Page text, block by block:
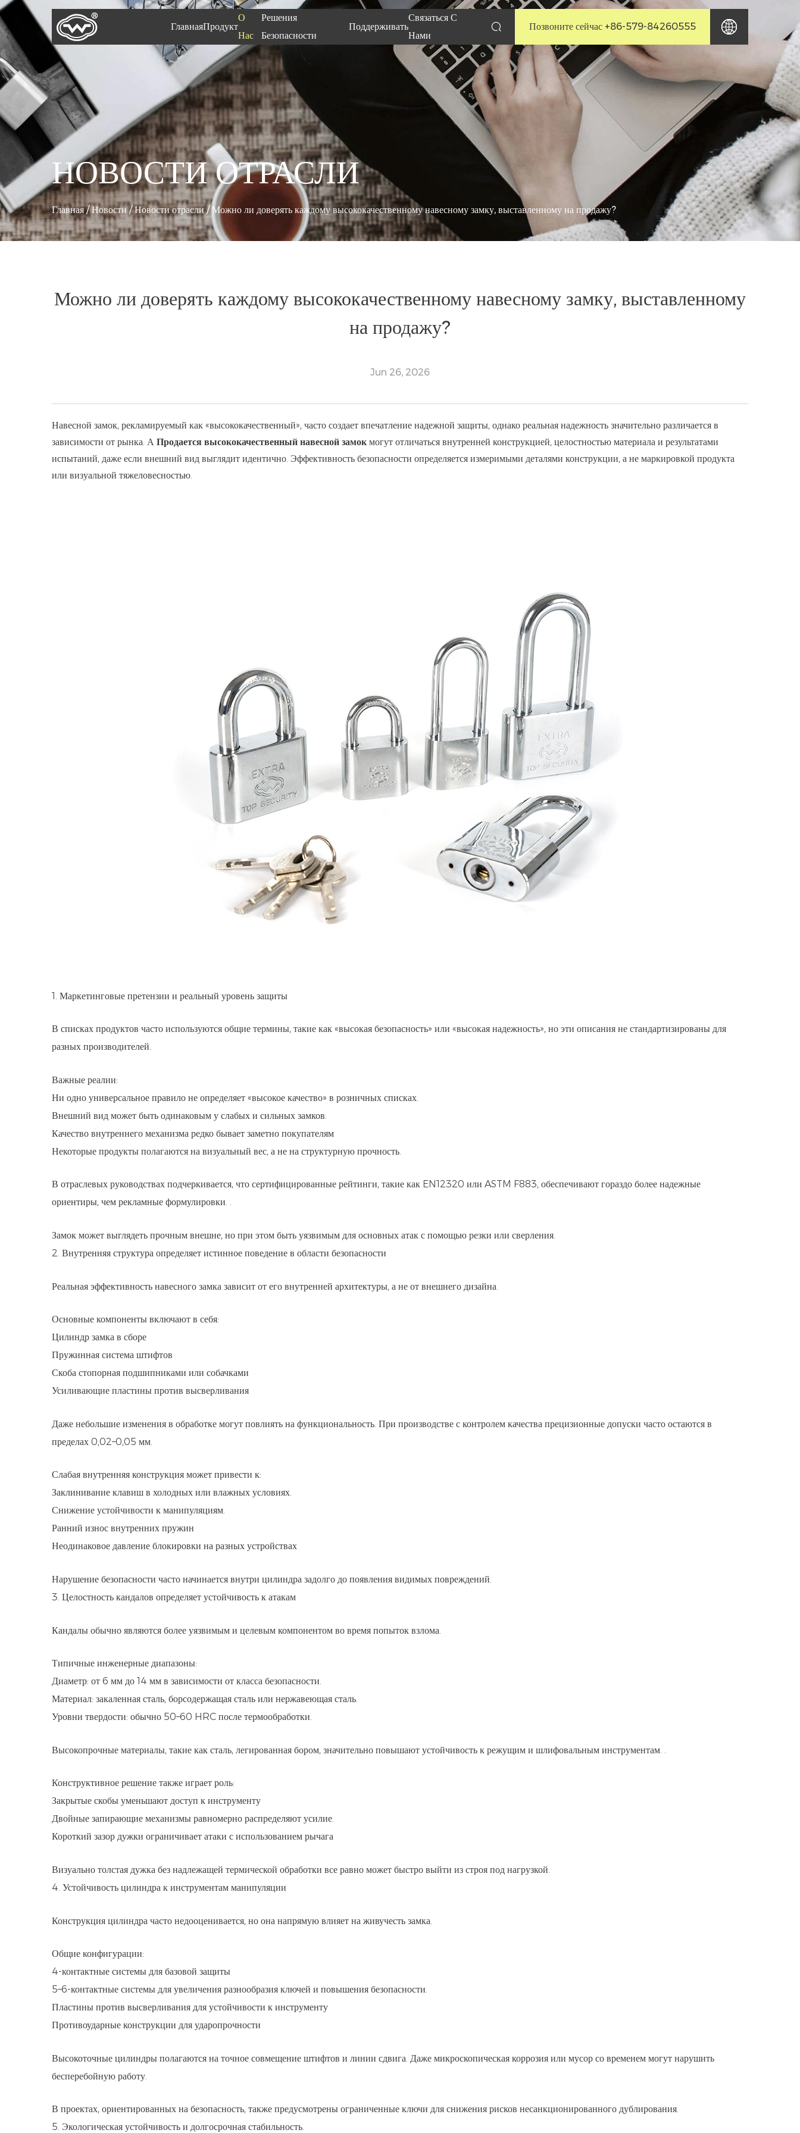
ГлавнаяПродукт
О
Нас
Решения
Безопасности
Поддерживать
Связаться С
Нами
Позвоните сейчас +86-579-84260555
НОВОСТИ ОТРАСЛИ
Главная/Новости/Новости отрасли/Можно ли доверять каждому высококачественному навесному замку, выставленному на продажу?
Можно ли доверять каждому высококачественному навесному замку, выставленному
на продажу?
Jun 26, 2026
Навесной замок, рекламируемый как «высококачественный», часто создает впечатление надежной защиты, однако реальная надежность значительно различается в
зависимости от рынка. А Продается высококачественный навесной замок могут отличаться внутренней конструкцией, целостностью материала и результатами
испытаний, даже если внешний вид выглядит идентично. Эффективность безопасности определяется измеримыми деталями конструкции, а не маркировкой продукта
или визуальной тяжеловесностью.
1. Маркетинговые претензии и реальный уровень защиты
В списках продуктов часто используются общие термины, такие как «высокая безопасность» или «высокая надежность», но эти описания не стандартизированы для
разных производителей.
Важные реалии:
Ни одно универсальное правило не определяет «высокое качество» в розничных списках.
Внешний вид может быть одинаковым у слабых и сильных замков.
Качество внутреннего механизма редко бывает заметно покупателям
Некоторые продукты полагаются на визуальный вес, а не на структурную прочность.
В отраслевых руководствах подчеркивается, что сертифицированные рейтинги, такие как EN12320 или ASTM F883, обеспечивают гораздо более надежные
ориентиры, чем рекламные формулировки. .
Замок может выглядеть прочным внешне, но при этом быть уязвимым для основных атак с помощью резки или сверления.
2. Внутренняя структура определяет истинное поведение в области безопасности
Реальная эффективность навесного замка зависит от его внутренней архитектуры, а не от внешнего дизайна.
Основные компоненты включают в себя:
Цилиндр замка в сборе
Пружинная система штифтов
Скоба стопорная подшипниками или собачками
Усиливающие пластины против высверливания
Даже небольшие изменения в обработке могут повлиять на функциональность. При производстве с контролем качества прецизионные допуски часто остаются в
пределах 0,02–0,05 мм.
Слабая внутренняя конструкция может привести к:
Заклинивание клавиш в холодных или влажных условиях.
Снижение устойчивости к манипуляциям.
Ранний износ внутренних пружин
Неодинаковое давление блокировки на разных устройствах
Нарушение безопасности часто начинается внутри цилиндра задолго до появления видимых повреждений.
3. Целостность кандалов определяет устойчивость к атакам
Кандалы обычно являются более уязвимым и целевым компонентом во время попыток взлома.
Типичные инженерные диапазоны:
Диаметр: от 6 мм до 14 мм в зависимости от класса безопасности.
Материал: закаленная сталь, борсодержащая сталь или нержавеющая сталь.
Уровни твердости: обычно 50–60 HRC после термообработки.
Высокопрочные материалы, такие как сталь, легированная бором, значительно повышают устойчивость к режущим и шлифовальным инструментам.
Конструктивное решение также играет роль:
Закрытые скобы уменьшают доступ к инструменту
Двойные запирающие механизмы равномерно распределяют усилие.
Короткий зазор дужки ограничивает атаки с использованием рычага
Визуально толстая дужка без надлежащей термической обработки все равно может быстро выйти из строя под нагрузкой.
4. Устойчивость цилиндра к инструментам манипуляции
Конструкция цилиндра часто недооценивается, но она напрямую влияет на живучесть замка.
Общие конфигурации:
4-контактные системы для базовой защиты
5–6-контактные системы для увеличения разнообразия ключей и повышения безопасности.
Пластины против высверливания для устойчивости к инструменту
Противоударные конструкции для ударопрочности
Высокоточные цилиндры полагаются на точное совмещение штифтов и линии сдвига. Даже микроскопическая коррозия или мусор со временем могут нарушить
бесперебойную работу.
В проектах, ориентированных на безопасность, также предусмотрены ограниченные ключи для снижения рисков несанкционированного дублирования.
5. Экологическая устойчивость и долгосрочная стабильность.